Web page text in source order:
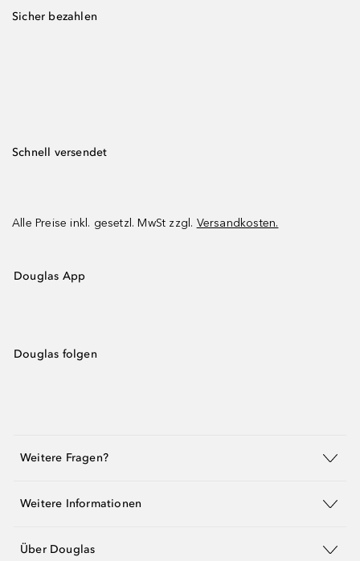
Sicher bezahlen
Schnell versendet
Alle Preise inkl. gesetzl. MwSt zzgl. Versandkosten.
Douglas App
Douglas folgen
Weitere Fragen?
Weitere Informationen
Über Douglas